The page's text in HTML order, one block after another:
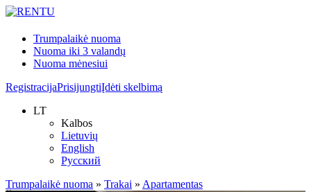
Trumpalaikė nuoma
Nuoma iki 3 valandų
Nuoma mėnesiui
RegistracijaPrisijungtiĮdėti skelbimą
LT
Kalbos
Lietuvių
English
Русский
Trumpalaikė nuoma » Trakai » Apartamentas